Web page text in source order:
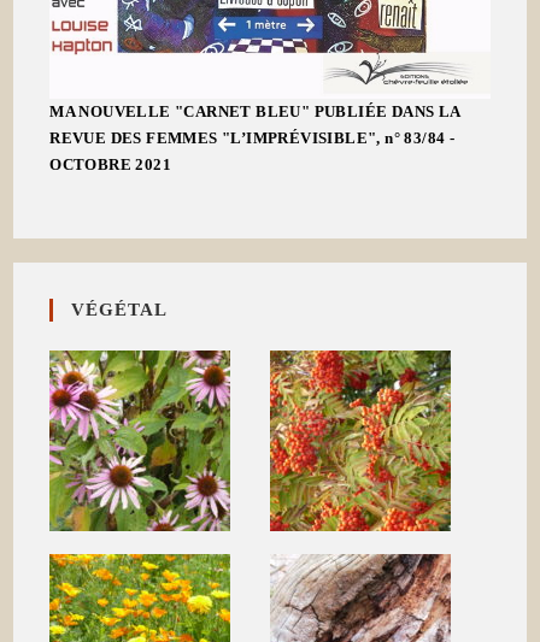
MA NOUVELLE "CARNET BLEU" PUBLIÉE DANS LA
REVUE DES FEMMES "L’IMPRÉVISIBLE", n° 83/84 -
OCTOBRE 2021
VÉGÉTAL